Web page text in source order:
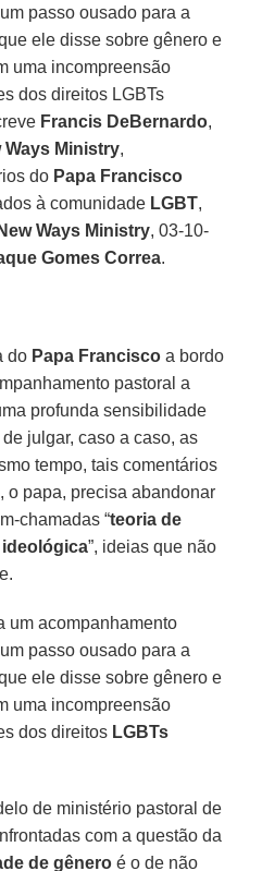
passo ousado para a
ele disse sobre gênero e
uma incompreensão
dos direitos LGBTs
Francis DeBernardo,
Ways Ministry,
do Papa Francisco
à comunidade LGBT,
New Ways Ministry, 03-10-
Gomes Correa.
do Papa Francisco a bordo
pastoral a
profunda sensibilidade
julgar, caso a caso, as
tempo, tais comentários
o papa, precisa abandonar
chamadas “teoria de
”, ideias que não
um acompanhamento
passo ousado para a
ele disse sobre gênero e
uma incompreensão
dos direitos LGBTs
de ministério pastoral de
com a questão da
de gênero é o de não